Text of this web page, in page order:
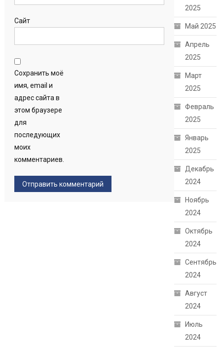
Сайт
Сохранить моё
имя, email и
адрес сайта в
этом браузере
для
последующих
моих
комментариев.
2025
Май 2025
Апрель
2025
Март
2025
Февраль
2025
Январь
2025
Декабрь
2024
Ноябрь
2024
Октябрь
2024
Сентябрь
2024
Август
2024
Июль
2024